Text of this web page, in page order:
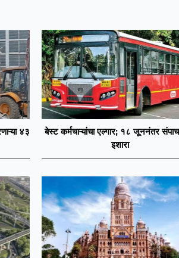
४३
बेस्ट कर्मचाऱ्यांचा एल्गार; १८ जूननंतर
इशारा